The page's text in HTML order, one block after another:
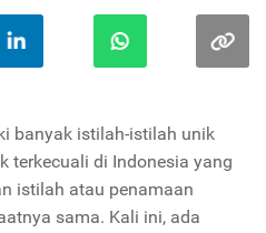
banyak istilah-istilah unik
terkecuali di Indonesia yang
istilah atau penamaan
sama. Kali ini, ada